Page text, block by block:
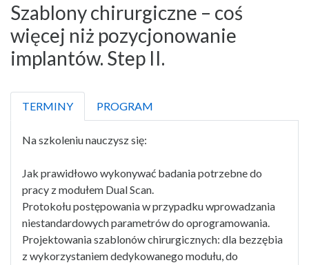
Szablony chirurgiczne – coś
więcej niż pozycjonowanie
implantów. Step II.
TERMINY PROGRAM
Na szkoleniu nauczysz się:
Jak prawidłowo wykonywać badania potrzebne do
pracy z modułem Dual Scan.
Protokołu postępowania w przypadku wprowadzania
niestandardowych parametrów do oprogramowania.
Projektowania szablonów chirurgicznych: dla bezzębia
z wykorzystaniem dedykowanego modułu, do